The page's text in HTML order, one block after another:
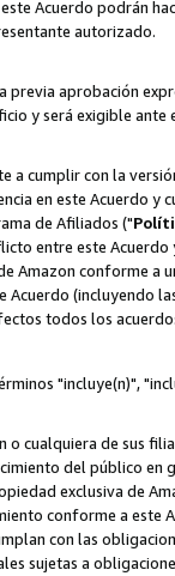
Acuerdo podrán
autorizado.
previa aprobación
y será exigible
a cumplir con la
en este Acuerdo
de Afiliados ("
entre este
Amazon conforme
Acuerdo (incluyendo
todos los
"incluye(n)",
o cualquiera de sus
del público
exclusiva de
conforme a
con las
sujetas a